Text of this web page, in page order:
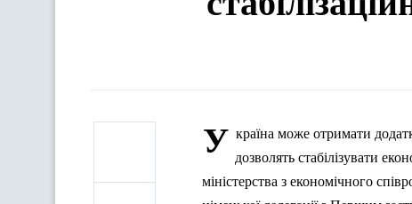
У країна може отримати
дозволять стабілізувати
міністерства з економічного